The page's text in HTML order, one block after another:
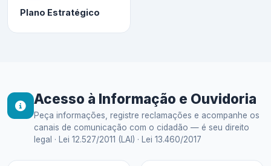
Plano Estratégico
Acesso à Informação e Ouvidoria
Peça informações, registre reclamações e acompanhe os
canais de comunicação com o cidadão — é seu direito
legal · Lei 12.527/2011 (LAI) · Lei 13.460/2017